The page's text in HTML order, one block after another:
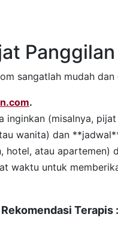
sangatlah mudah dan
.
inginkan (misalnya,
wanita) dan
hotel, atau apartemen)
waktu untuk
Terapis :